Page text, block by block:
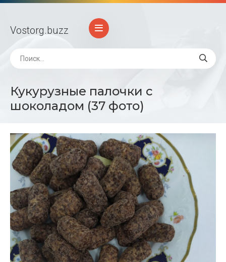
Vostorg.buzz
Кукурузные палочки с
шоколадом (37 фото)